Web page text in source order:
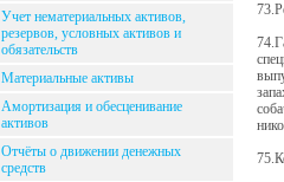
Учет нематериальных активов,
резервов, условных активов и
обязательств
Материальные активы
Амортизация и обесценивание
активов
Отчёты о движении денежных
средств